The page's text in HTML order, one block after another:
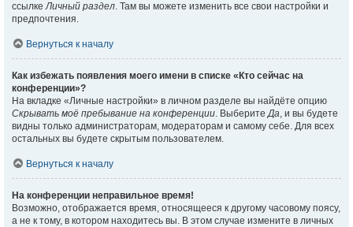
ссылкеЛичный раздел. Там вы можете изменить все свои настройки и
предпочтения.
Вернуться к началу
Как избежать появления моего имени в списке «Кто сейчас на
конференции»?
На вкладке «Личные настройки» в личном разделе вы найдёте опцию
Скрывать моё пребывание на конференции. ВыберитеДа, и вы будете
видны только администраторам, модераторам и самому себе. Для всех
остальных вы будете скрытым пользователем.
Вернуться к началу
На конференции неправильное время!
Возможно, отображается время, относящееся к другому часовому поясу,
а не к тому, в котором находитесь вы. В этом случае измените в личных